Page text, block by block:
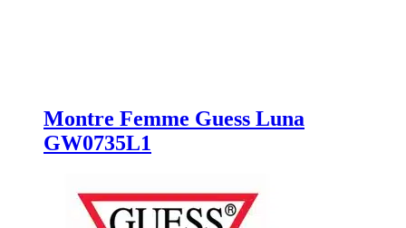
Montre Femme Guess Luna
GW0735L1